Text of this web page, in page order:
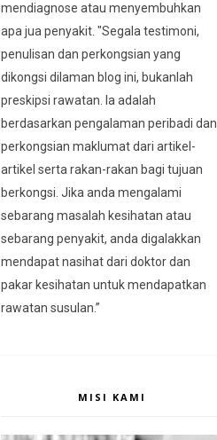
mendiagnose atau menyembuhkan
apa jua penyakit. "Segala testimoni,
penulisan dan perkongsian yang
dikongsi dilaman blog ini, bukanlah
preskipsi rawatan. Ia adalah
berdasarkan pengalaman peribadi dan
perkongsian maklumat dari artikel-
artikel serta rakan-rakan bagi tujuan
berkongsi. Jika anda mengalami
sebarang masalah kesihatan atau
sebarang penyakit, anda digalakkan
mendapat nasihat dari doktor dan
pakar kesihatan untuk mendapatkan
rawatan susulan.”
MISI KAMI